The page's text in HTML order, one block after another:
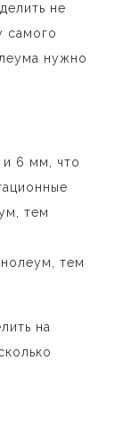
не
самого
нужно
и 6 мм, что
тем
тем
на